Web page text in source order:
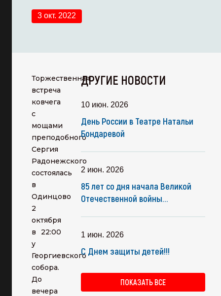
3 окт. 2022
Торжественная
встреча
ковчега
с
мощами
преподобного
Сергия
Радонежского
состоялась
в
Одинцово
2
октября
в 22:00
у
Георгиевского
собора.
До
вечера
ДРУГИЕ НОВОСТИ
10 июн. 2026
День России в Театре Натальи
Бондаревой
2 июн. 2026
85 лет со дня начала Великой
Отечественной войны...
1 июн. 2026
С Днем защиты детей!!!
ПОКАЗАТЬ ВСЕ